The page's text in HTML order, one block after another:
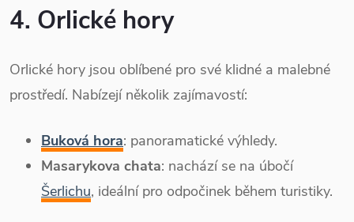
4. Orlické hory
Orlické hory jsou oblíbené pro své klidné a malebné
prostředí. Nabízejí několik zajímavostí:
Buková hora: panoramatické výhledy.
Masarykova chata: nachází se na úbočí
Šerlichu, ideální pro odpočinek během turistiky.